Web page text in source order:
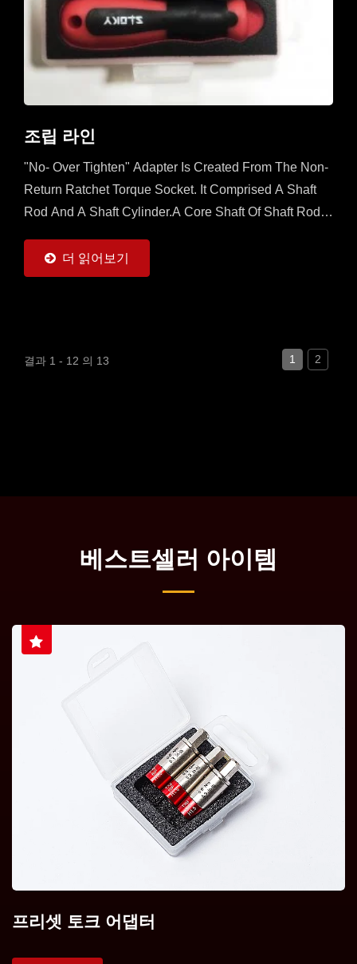
조립 라인
"No- Over Tighten" Adapter Is Created From The Non-
Return Ratchet Torque Socket. It Comprised A Shaft
Rod And A Shaft Cylinder.A Core Shaft Of Shaft Rod Is
더 읽어보기
결과 1 - 12 의 13 1 2
베스트셀러 아이템
프리셋 토크 어댑터